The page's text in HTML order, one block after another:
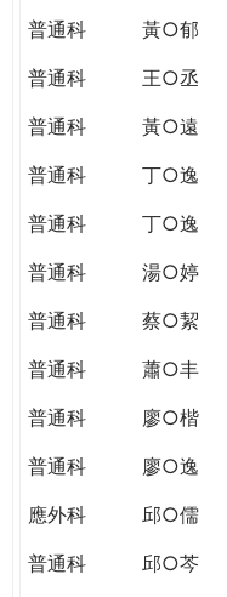
普通科 黃○郁
普通科
王○丞
普通科
黃○遠
普通科
丁○逸
普通科
丁○逸
普通科
湯○婷
普通科
蔡○絜
普通科
蕭○丰
普通科
廖○楷
普通科
廖○逸
應外科
邱○儒
普通科
邱○芩